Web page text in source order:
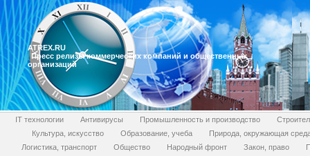
ATREX.RU
Пресс релизы коммерческих компаний и общественных
организаций
IT технологии Антивирусы Промышленность и производство
Культура, искусство
Образование, учеба
Природа, окружающая
Логистика, транспорт
Общество Народный фронт Закон, право